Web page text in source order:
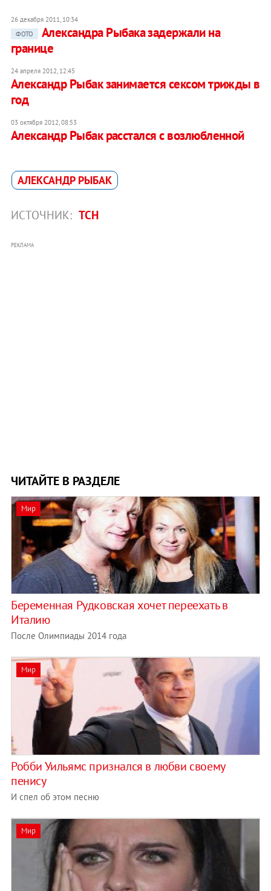
26 декабря 2011, 10:34
ФОТО
Александра Рыбака задержали на
границе
24 апреля 2012, 12:45
Александр Рыбак занимается сексом трижды в
год
03 октября 2012, 08:53
Александр Рыбак расстался с возлюбленной
АЛЕКСАНДР РЫБАК
ИСТОЧНИК: ТСН
РЕКЛАМА
ЧИТАЙТЕ В РАЗДЕЛЕ
Мир
Беременная Рудковская хочет переехать в
Италию
После Олимпиады 2014 года
Мир
Робби Уильямс признался в любви своему
пенису
И спел об этом песню
Мир